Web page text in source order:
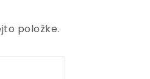
položke.